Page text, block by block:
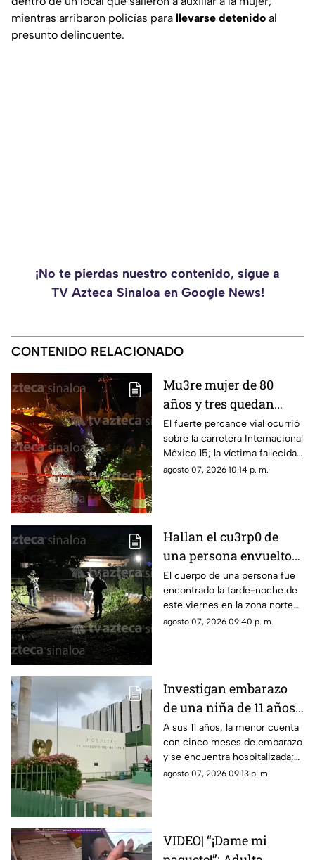
mientras arribaron policías para llevarse detenido al
presunto delincuente.
¡No te pierdas nuestro contenido, sigue a
TV Azteca Sinaloa en Google News!
CONTENIDO RELACIONADO
Mu3re mujer de 80
años y tres quedan
h3ridos tras aparatoso
choque en Limón de los
Ramos, Culiacán
El fuerte percance vial ocurrió
sobre la carretera Internacional
México 15; la víctima fallecida
ya fue identificada en el sitio
agosto 07, 2026 10:14 p. m.
Hallan el cu3rp0 de
una persona envuelto
en colchonetas, en Los
Cerritos, Culiacán
El cuerpo de una persona fue
encontrado la tarde-noche de
este viernes en la zona norte
de Culiacán
agosto 07, 2026 09:40 p. m.
Investigan embarazo
de una niña de 11 años;
Nohemí quedó
internada con cinco
meses de gestación
A sus 11 años, la menor cuenta
con cinco meses de embarazo
y se encuentra hospitalizada;
autoridades investigan el caso
agosto 07, 2026 09:13 p. m.
VIDEO| “¡Dame mi